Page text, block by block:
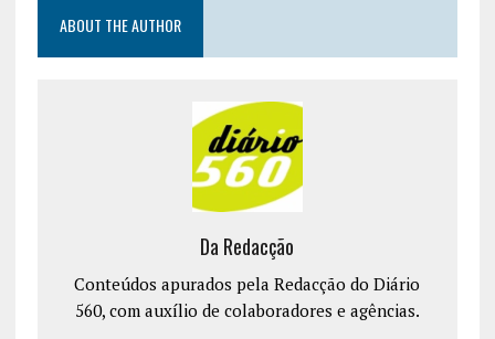
ABOUT THE AUTHOR
Da Redacção
Conteúdos apurados pela Redacção do Diário
560, com auxílio de colaboradores e agências.